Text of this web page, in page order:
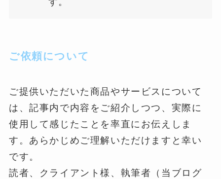
ご依頼について
ご提供いただいた商品やサービスについて
は、記事内で内容をご紹介しつつ、実際に
使用して感じたことを率直にお伝えしま
す。あらかじめご理解いただけますと幸い
です。
読者、クライアント様、執筆者（当ブログ